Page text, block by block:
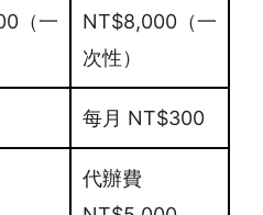
（一
NT$8,000（一
次性）
每月 NT$300
代辦費